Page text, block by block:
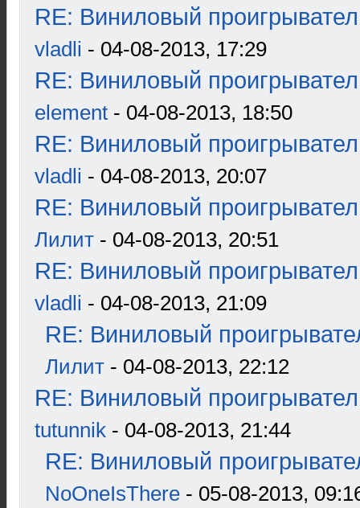
RE: Виниловый
vladli - 04-08-2013, 17:29
RE: Виниловый
element - 04-08-2013, 18:50
RE: Виниловый
vladli - 04-08-2013, 20:07
RE: Виниловый
Лилит - 04-08-2013, 20:51
RE: Виниловый
vladli - 04-08-2013, 21:09
RE: Виниловый
Лилит - 04-08-2013, 22:12
RE: Виниловый
tutunnik - 04-08-2013, 21:44
RE: Виниловый
NoOneIsThere - 05-08-2013,